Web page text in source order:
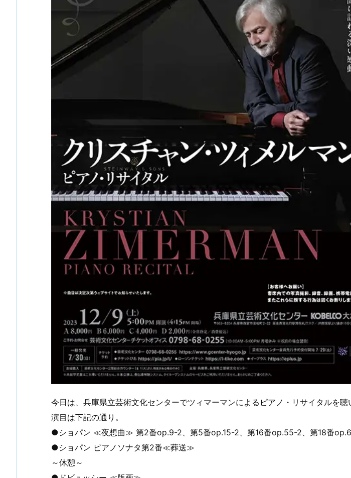
今日は、兵庫県立芸術文化センターでツィマーマンによるピアノ・リサイタルを聴
演目は下記の通り。
●ショパン ≪夜想曲≫ 第2番op.9-2、第5番op.15-2、第16番op.55-2、第18番
●ショパン ピアノソナタ第2番≪葬送≫
～休憩～